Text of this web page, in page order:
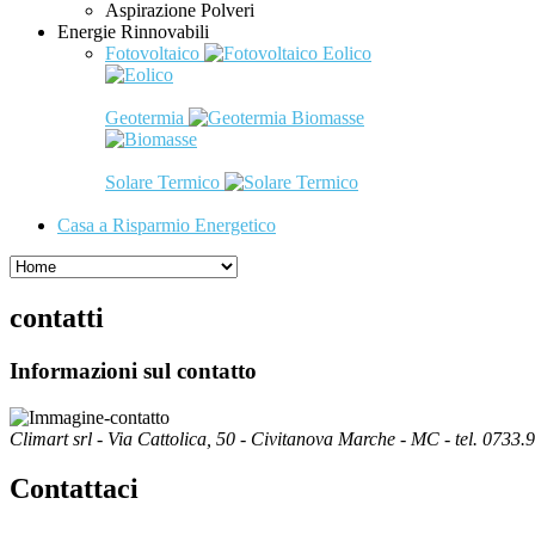
Aspirazione Polveri
Energie Rinnovabili
Fotovoltaico
Eolico
Geotermia Biomasse
Solare Termico
Casa a Risparmio Energetico
contatti
Informazioni sul contatto
Climart srl - Via Cattolica, 50 - Civitanova Marche - MC - tel.
Contattaci